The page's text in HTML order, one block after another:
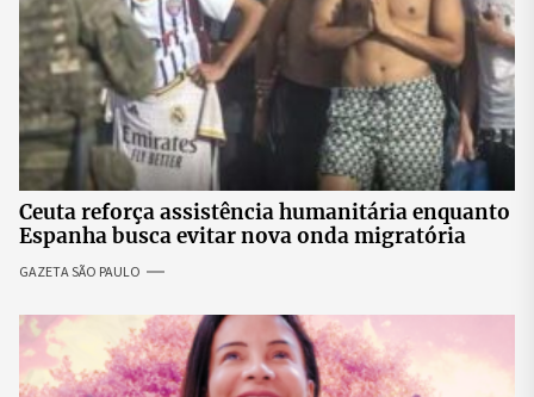
Ceuta reforça assistência humanitária enquanto
Espanha busca evitar nova onda migratória
GAZETA SÃO PAULO